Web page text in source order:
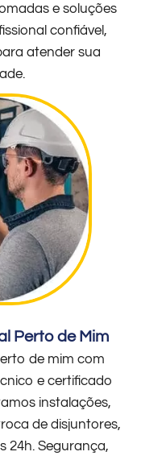
e soluções
confiável,
atender sua
Perto de Mim
de mim com
e certificado
instalações,
de disjuntores,
24h. Segurança,